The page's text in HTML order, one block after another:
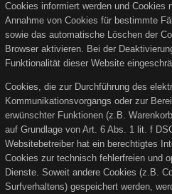
Cookies informiert werden und Cookies
Annahme von Cookies für bestimmte
sowie das automatische Löschen der
Browser aktivieren. Bei der
Funktionalität dieser Website
Cookies, die zur Durchführung des
Kommunikationsvorgangs oder zur
erwünschter Funktionen (z.B.
auf Grundlage von Art. 6 Abs. 1 lit. f
Websitebetreiber hat ein berechtigtes
Cookies zur technisch fehlerfreien und
Dienste. Soweit andere Cookies (z.B.
Surfverhaltens) gespeichert werden,